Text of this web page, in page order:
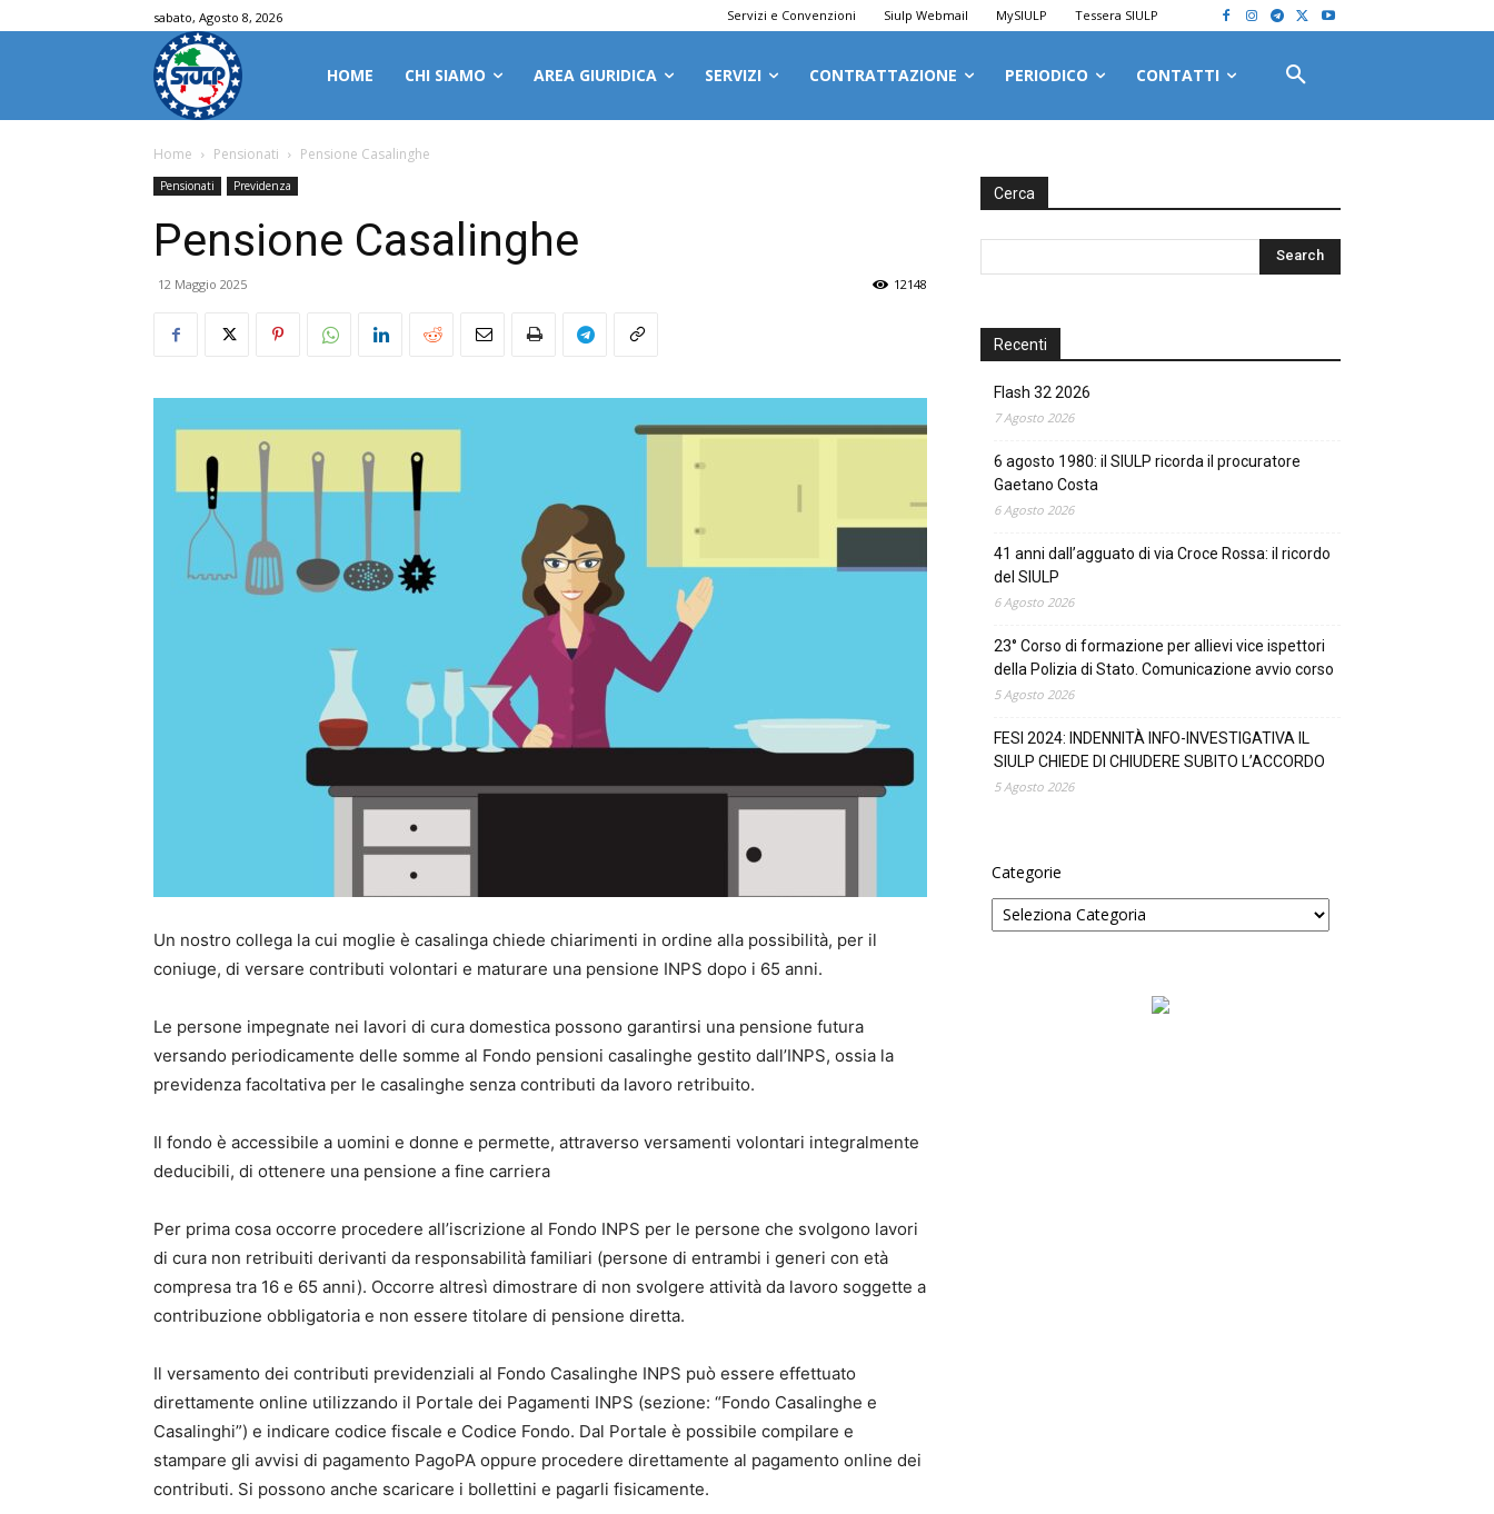
sabato, Agosto 8, 2026 Servizi e Convenzioni Siulp Webmail MySIULP Tessera SIULP
HOME CHI SIAMO AREA GIURIDICA SERVIZI CONTRATTAZIONE PERIODICO CONTATTI
Home Pensionati Pensione Casalinghe
Pensionati Previdenza
Pensione Casalinghe
12 Maggio 2025 12148
Un nostro collega la cui moglie è casalinga chiede chiarimenti in ordine alla possibilità, per il
coniuge, di versare contributi volontari e maturare una pensione INPS dopo i 65 anni.
Le persone impegnate nei lavori di cura domestica possono garantirsi una pensione futura
versando periodicamente delle somme al Fondo pensioni casalinghe gestito dall’INPS, ossia la
previdenza facoltativa per le casalinghe senza contributi da lavoro retribuito.
Il fondo è accessibile a uomini e donne e permette, attraverso versamenti volontari integralmente
deducibili, di ottenere una pensione a fine carriera
Per prima cosa occorre procedere all’iscrizione al Fondo INPS per le persone che svolgono lavori
di cura non retribuiti derivanti da responsabilità familiari (persone di entrambi i generi con età
compresa tra 16 e 65 anni). Occorre altresì dimostrare di non svolgere attività da lavoro soggette a
contribuzione obbligatoria e non essere titolare di pensione diretta.
Il versamento dei contributi previdenziali al Fondo Casalinghe INPS può essere effettuato
direttamente online utilizzando il Portale dei Pagamenti INPS (sezione: “Fondo Casalinghe e
Casalinghi”) e indicare codice fiscale e Codice Fondo. Dal Portale è possibile compilare e
stampare gli avvisi di pagamento PagoPA oppure procedere direttamente al pagamento online dei
contributi. Si possono anche scaricare i bollettini e pagarli fisicamente.
Cerca
Recenti
Flash 32 2026
7 Agosto 2026
6 agosto 1980: il SIULP ricorda il procuratore
Gaetano Costa
6 Agosto 2026
41 anni dall’agguato di via Croce Rossa: il ricordo
del SIULP
6 Agosto 2026
23° Corso di formazione per allievi vice ispettori
della Polizia di Stato. Comunicazione avvio corso
5 Agosto 2026
FESI 2024: INDENNITÀ INFO-INVESTIGATIVA IL
SIULP CHIEDE DI CHIUDERE SUBITO L’ACCORDO
5 Agosto 2026
Categorie